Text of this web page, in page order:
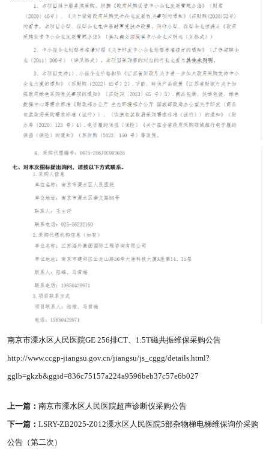
南京市溧水区人民医院GE 256排CT、1.5T磁共振维保采购公告
http://www.ccgp-jiangsu.gov.cn/jiangsu/js_cggg/details.html?
gglb=gkzb&ggid=836c75157a224a9596beb37c57e6b027
上一篇： 南京市溧水区人民医院超声诊断仪采购公告
下一篇： LSRY-ZB2025-Z012溧水区人民医院5部杂物梯电梯维保询价采购
公告（第二次）